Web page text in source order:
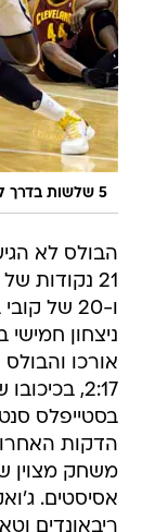
5 שלשות בדרך ל-24 נקודות. גריינג'ר
הבולס לא
ו-20 של
ניצחון
אורכו
2:17,
הדקות
ריבאונדים וטאג' גיבסון